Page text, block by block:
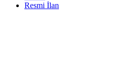
Resmi İlan